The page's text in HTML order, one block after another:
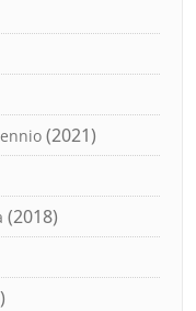
(2021)
(2018)